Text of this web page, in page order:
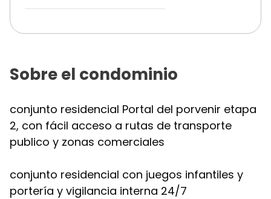
Sobre el condominio
conjunto residencial Portal del porvenir etapa
2, con fácil acceso a rutas de transporte
publico y zonas comerciales
conjunto residencial con juegos infantiles y
portería y vigilancia interna 24/7